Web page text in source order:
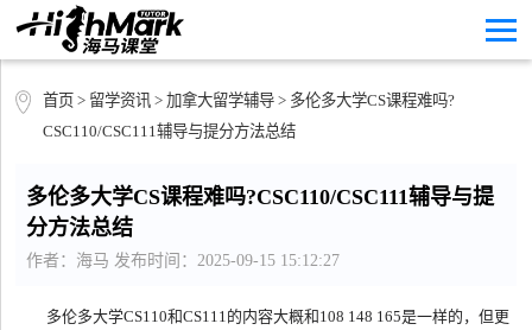
首页 > 留学资讯> 加拿大留学辅导> 多伦多大学CS课程难吗?
CSC110/CSC111辅导与提分方法总结
多伦多大学CS课程难吗?CSC110/CSC111辅导与提
分方法总结
作者：海马 发布时间：2025-09-15 15:12:27
多伦多大学CS110和CS111的内容大概和108 148 165是一样的，但更